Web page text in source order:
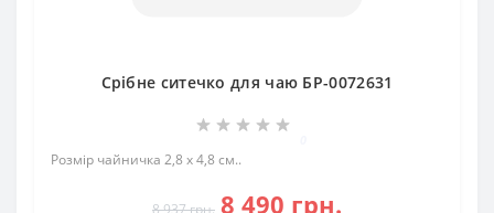
Срібне ситечко для чаю БР-0072631
Розмір чайничка 2,8 х 4,8 см..
8 490 грн.